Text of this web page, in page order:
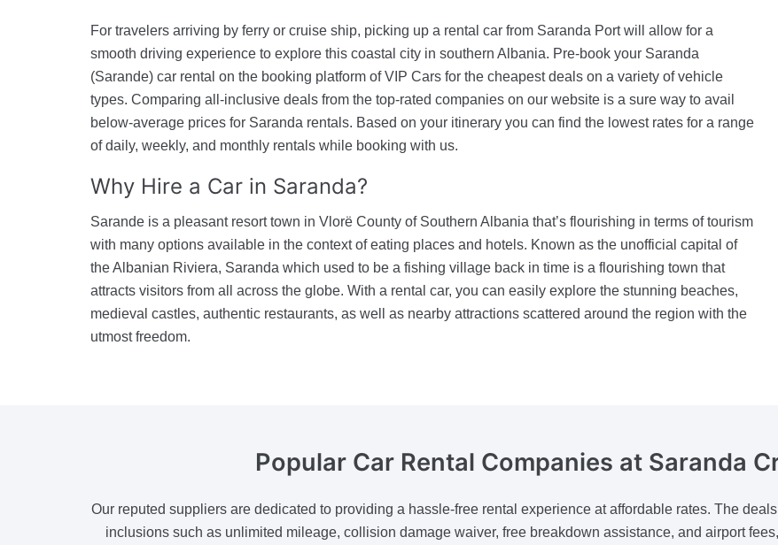
For travelers arriving by ferry or cruise ship, picking up a rental car from Saranda Port will allow for a
smooth driving experience to explore this coastal city in southern Albania. Pre-book your Saranda
(Sarande) car rental on the booking platform of VIP Cars for the cheapest deals on a variety of vehicle
types. Comparing all-inclusive deals from the top-rated companies on our website is a sure way to avail
below-average prices for Saranda rentals. Based on your itinerary you can find the lowest rates for a range
of daily, weekly, and monthly rentals while booking with us.
Why Hire a Car in Saranda?
Sarande is a pleasant resort town in Vlorë County of Southern Albania that’s flourishing in terms of tourism
with many options available in the context of eating places and hotels. Known as the unofficial capital of
the Albanian Riviera, Saranda which used to be a fishing village back in time is a flourishing town that
attracts visitors from all across the globe. With a rental car, you can easily explore the stunning beaches,
medieval castles, authentic restaurants, as well as nearby attractions scattered around the region with the
utmost freedom.
Popular Car Rental Companies at Saranda
Our reputed suppliers are dedicated to providing a hassle-free rental experience at affordable rates. The
inclusions such as unlimited mileage, collision damage waiver, free breakdown assistance, and airport